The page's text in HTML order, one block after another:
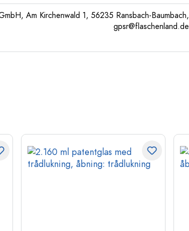
Am Kirchenwald 1, 56235 Ransbach-Baumbach,
gpsr@flaschenland.de